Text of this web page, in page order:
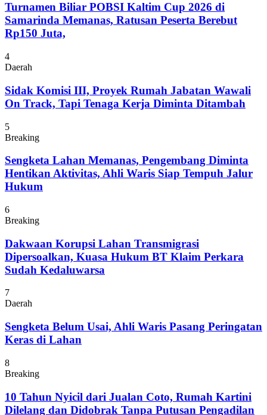
Turnamen Biliar POBSI Kaltim Cup 2026 di
Samarinda Memanas, Ratusan Peserta Berebut
Rp150 Juta,
4
Daerah
Sidak Komisi III, Proyek Rumah Jabatan Wawali
On Track, Tapi Tenaga Kerja Diminta Ditambah
5
Breaking
Sengketa Lahan Memanas, Pengembang Diminta
Hentikan Aktivitas, Ahli Waris Siap Tempuh Jalur
Hukum
6
Breaking
Dakwaan Korupsi Lahan Transmigrasi
Dipersoalkan, Kuasa Hukum BT Klaim Perkara
Sudah Kedaluwarsa
7
Daerah
Sengketa Belum Usai, Ahli Waris Pasang Peringatan
Keras di Lahan
8
Breaking
10 Tahun Nyicil dari Jualan Coto, Rumah Kartini
Dilelang dan Didobrak Tanpa Putusan Pengadilan